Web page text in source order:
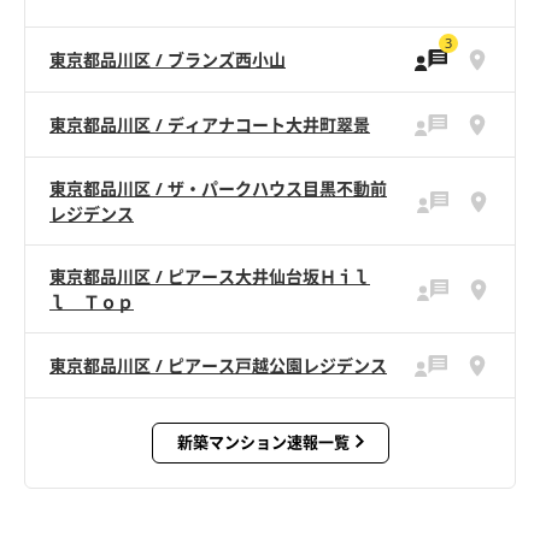
東京都品川区 / ブランズ西小山
3
東京都品川区 / ディアナコート大井町翠景
東京都品川区 / ザ・パークハウス目黒不動前
レジデンス
東京都品川区 / ピアース大井仙台坂Ｈｉｌ
ｌ Ｔｏｐ
東京都品川区 / ピアース戸越公園レジデンス
新築マンション速報一覧